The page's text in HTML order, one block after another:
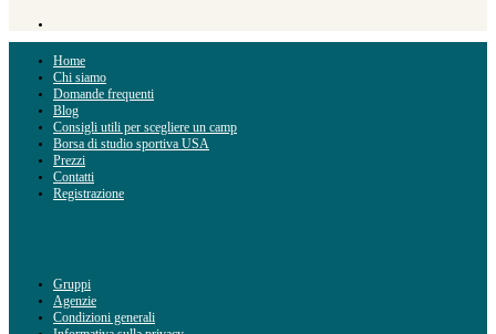
Home
Chi siamo
Domande frequenti
Blog
Consigli utili per scegliere un camp
Borsa di studio sportiva USA
Prezzi
Contatti
Registrazione
Gruppi
Agenzie
Condizioni generali